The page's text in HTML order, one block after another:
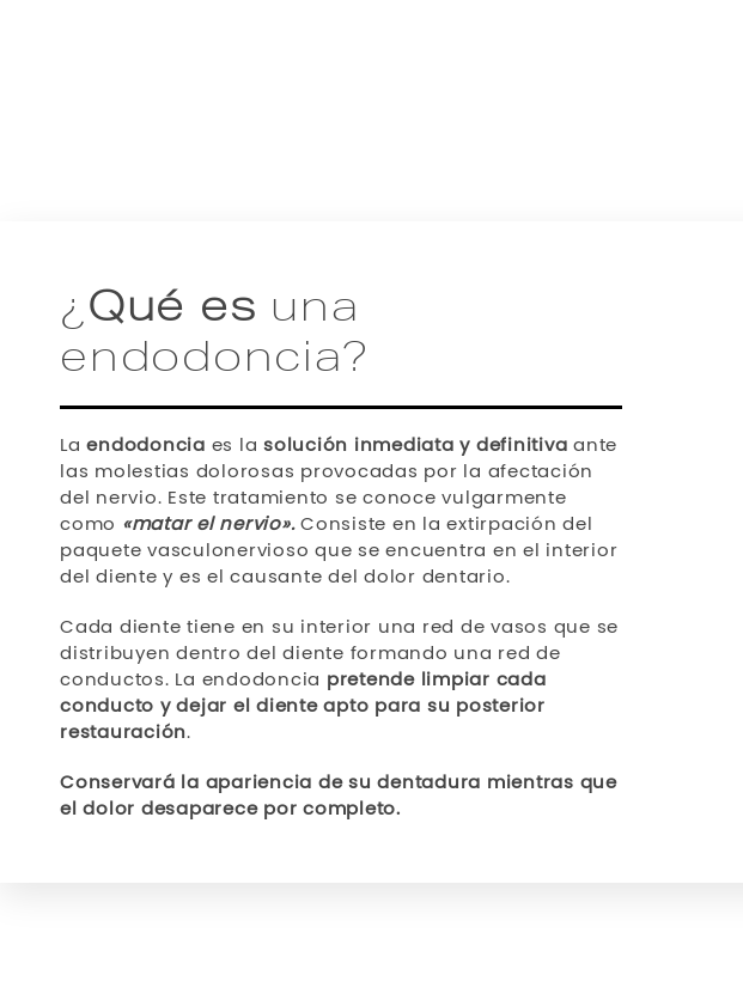
¿ Qué es una
endodoncia?
Laendodoncia es la solución inmediata y definitiva ante
las molestias dolorosas provocadas por la afectación
del nervio. Este tratamiento se conoce vulgarmente
como «matar el nervio». Consiste en la extirpación del
paquete vasculonervioso que se encuentra en el interior
del diente y es el causante del dolor dentario.
Cada diente tiene en su interior una red de vasos que se
distribuyen dentro del diente formando una red de
conductos. La endodoncia pretende limpiar cada
conducto y dejar el diente apto para su posterior
restauración.
Conservará la apariencia de su dentadura mientras que
el dolor desaparece por completo.